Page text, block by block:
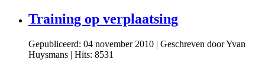
Training op verplaatsing
Gepubliceerd: 04 november 2010 | Geschreven door Yvan
Huysmans | Hits: 8531